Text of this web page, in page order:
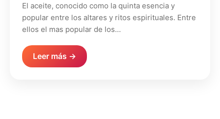
El aceite, conocido como la quinta esencia y
popular entre los altares y ritos espirituales. Entre
ellos el mas popular de los…
Leer más →